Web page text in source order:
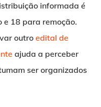
informada é
18 para remoção.
outro edital de
ajuda a perceber
ser organizados